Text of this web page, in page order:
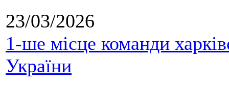
23/03/2026
1-ше місце команди
України